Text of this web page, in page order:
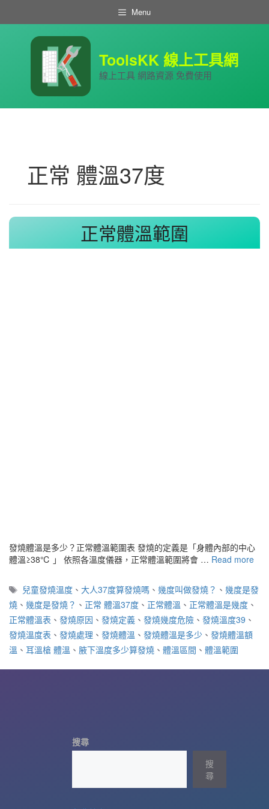
Menu
ToolsKK 線上工具網
線上工具 網路資源 免費使用
正常 體溫37度
正常體溫範圍
發燒體溫是多少？正常體溫範圍表 發燒的定義是「身體內部的中心
體溫≥38℃ 」 依照各溫度儀器，正常體溫範圍將會 … Read more
標
籤
兒童發燒溫度 、大人37度算發燒嗎 、幾度叫做發燒？ 、幾度是發
燒 、 幾度是發燒？ 、 正常 體溫37度 、 正常體溫 、 正常體溫是幾度 、
正常體溫表 、 發燒原因 、 發燒定義 、 發燒幾度危險 、 發燒溫度39 、
發燒溫度表 、 發燒處理 、 發燒體溫 、 發燒體溫是多少 、 發燒體溫額
溫 、 耳溫槍 體溫 、 腋下溫度多少算發燒 、 體溫區間 、 體溫範圍
搜尋
搜
尋